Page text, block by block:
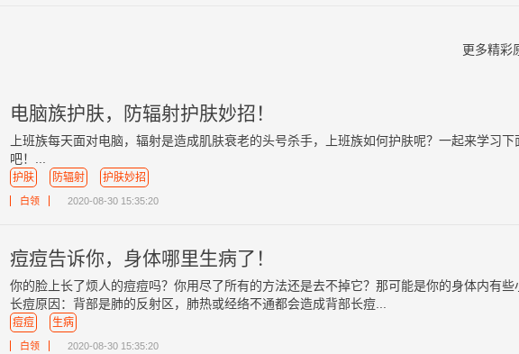
更多精彩
电脑族护肤，防辐射护肤妙招！
上班族每天面对电脑，辐射是造成肌肤衰老的头号杀手，上班族如何护肤呢？一起来学习下
吧！...
护肤 防辐射 护肤妙招
白领 2020-08-30 15:35:20
痘痘告诉你，身体哪里生病了！
你的脸上长了烦人的痘痘吗？你用尽了所有的方法还是去不掉它？那可能是你的身体内有些
长痘原因：背部是肺的反射区，肺热或经络不通都会造成背部长痘...
痘痘 生病
白领 2020-08-30 15:35:20